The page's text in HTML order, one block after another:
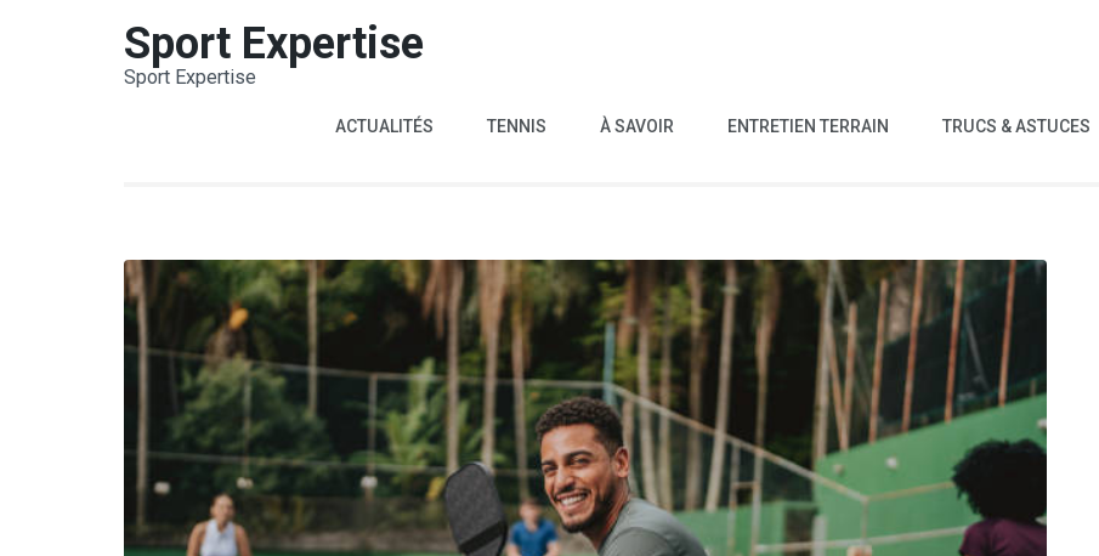
Sport Expertise
Sport Expertise
ACTUALITÉS TENNIS À SAVOIR ENTRETIEN TERRAIN TRUCS & ASTUCES